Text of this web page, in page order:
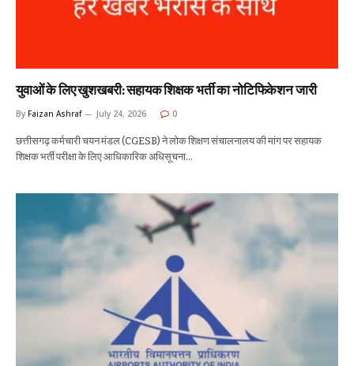
युवाओं के लिए खुशखबरी: सहायक शिक्षक भर्ती का नोटिफिकेशन जारी
By Faizan Ashraf July 24, 2026 0
छत्तीसगढ़ कर्मचारी चयन मंडल (CGESB) ने लोक शिक्षण संचालनालय की मांग पर सहायक
शिक्षक भर्ती परीक्षा के लिए आधिकारिक अधिसूचना…